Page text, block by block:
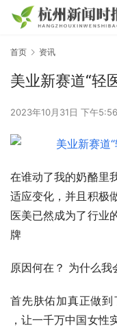
首页 资讯
美业新赛道“轻
2023年10月31日 下午5:56
在谁动了我的奶酪里
适应变化，并且积极
医美已然成为了行业
牌
原因何在？ 为什么我
首先肤佑加真正做
，让一千万中国女性